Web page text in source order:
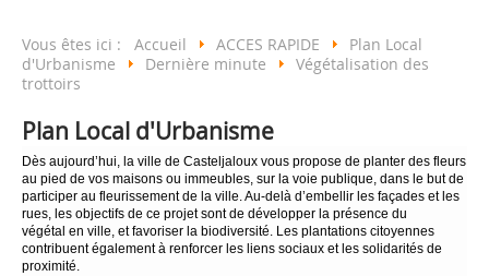
Vous êtes ici : Accueil ACCES RAPIDE
Plan Local
d'Urbanisme
Dernière minute
Végétalisation des
trottoirs
Plan Local d'Urbanisme
Dès aujourd’hui, la ville de Casteljaloux vous propose de planter des fleurs
au pied de vos maisons ou immeubles, sur la voie publique, dans le but de
participer au fleurissement de la ville. Au-delà d’embellir les façades et les
rues, les objectifs de ce projet sont de développer la présence du
végétal en ville, et favoriser la biodiversité. Les plantations citoyennes
contribuent également à renforcer les liens sociaux et les solidarités de
proximité.